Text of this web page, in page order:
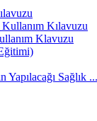
Kılavuzu
Klavuzu
Sağlık ...